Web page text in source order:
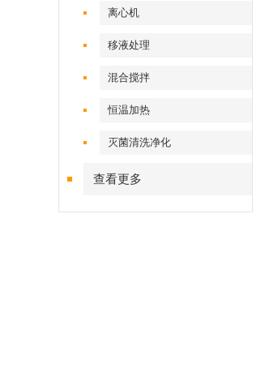
离心机
移液处理
混合搅拌
恒温加热
灭菌清洗净化
查看更多